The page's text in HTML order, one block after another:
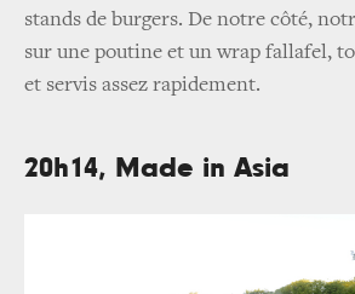
stands de burgers. De notre côté,
sur une poutine et un wrap fallafel,
et servis assez rapidement.
20h14, Made in Asia